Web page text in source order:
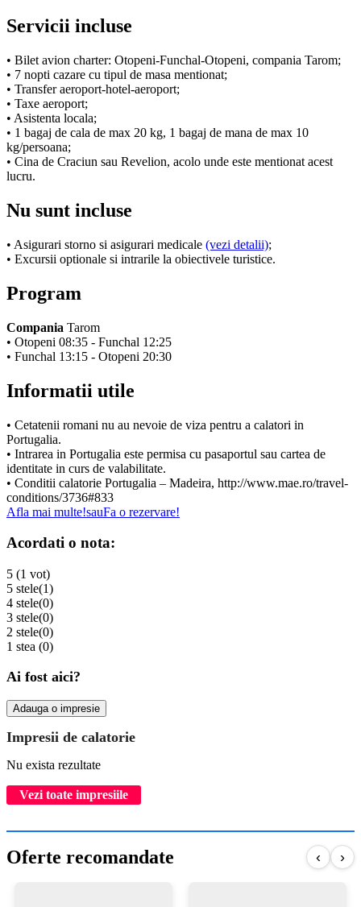
Servicii incluse
• Bilet avion charter: Otopeni-Funchal-Otopeni, compania Tarom;
• 7 nopti cazare cu tipul de masa mentionat;
• Transfer aeroport-hotel-aeroport;
• Taxe aeroport;
• Asistenta locala;
• 1 bagaj de cala de max 20 kg, 1 bagaj de mana de max 10
kg/persoana;
• Cina de Craciun sau Revelion, acolo unde este mentionat acest
lucru.
Nu sunt incluse
• Asigurari storno si asigurari medicale (vezi detalii);
• Excursii optionale si intrarile la obiectivele turistice.
Program
Compania Tarom
• Otopeni 08:35 - Funchal 12:25
• Funchal 13:15 - Otopeni 20:30
Informatii utile
• Cetatenii romani nu au nevoie de viza pentru a calatori in
Portugalia.
• Intrarea in Portugalia este permisa cu pasaportul sau cartea de
identitate in curs de valabilitate.
• Conditii calatorie Portugalia – Madeira, http://www.mae.ro/travel-
conditions/3736#833
Afla mai multe!sauFa o rezervare!
Acordati o nota:
5 (1 vot)
5 stele(1)
4 stele(0)
3 stele(0)
2 stele(0)
1 stea (0)
Ai fost aici?
Adauga o impresie
Impresii de calatorie
Nu exista rezultate
Vezi toate impresiile
Oferte recomandate ‹ ›